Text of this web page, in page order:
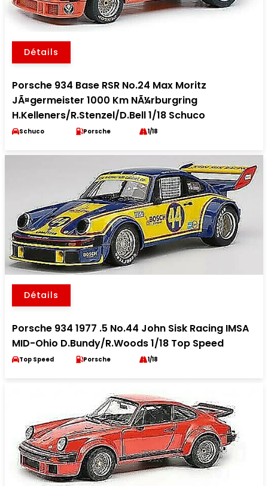
Détails
Porsche 934 Base RSR No.24 Max Moritz
JÃ¤germeister 1000 Km NÃ¼rburgring
H.Kelleners/R.Stenzel/D.Bell 1/18 Schuco
Schuco Porsche 1/18
Détails
Porsche 934 1977 .5 No.44 John Sisk Racing IMSA
MID-Ohio D.Bundy/R.Woods 1/18 Top Speed
Top Speed Porsche 1/18